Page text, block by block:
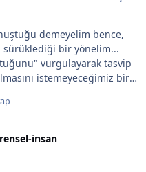
olan şartlarla, hele de tek
anlamaya çalışmak
sürüklediği bir yönelim...
vurgulayarak tasvip
istemeyeceğimiz bir
Sanırım bir anlık dil
insan